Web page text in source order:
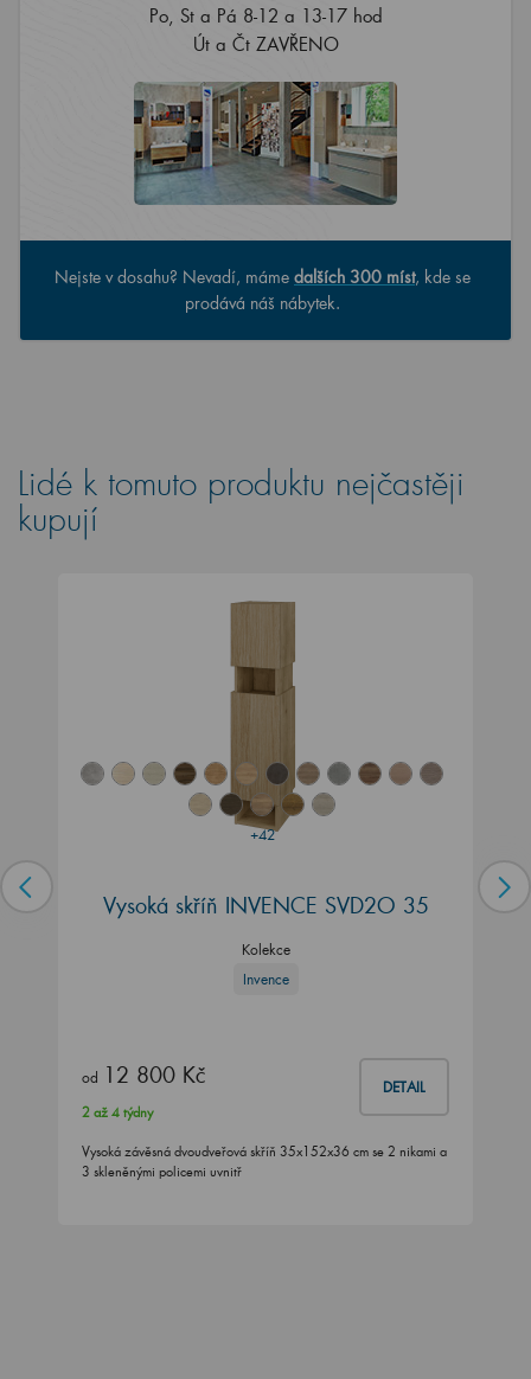
Po, St a Pá 8-12 a 13-17 hod
Út a Čt ZAVŘENO
Nejste v dosahu? Nevadí, máme dalších 300 míst, kde se
prodává náš nábytek.
Lidé k tomuto produktu nejčastěji
kupují
+42
Vysoká skříň INVENCE SVD2O 35
Kolekce
Invence
od 12 800 Kč DETAIL
2 až 4 týdny
Vysoká závěsná dvoudveřová skříň 35x152x36 cm se 2 nikami a
3 skleněnými policemi uvnitř